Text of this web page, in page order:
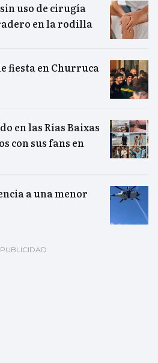
uso de cirugía
en la rodilla
fiesta en Churruca
en las Rías Baixas
con sus fans en
a una menor